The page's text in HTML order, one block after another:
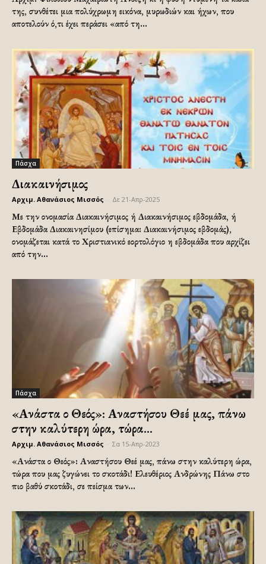
της, συνθέτει μια πολύχρωμη εικόνα, μυρωδιών και ήχων, που
αποτελούν ό,τι έχει περάσει «από τη...
Πάσχα
Διακαινήσιμος
Αρχιμ. Αθανάσιος Μισσός Δε 21-Απρ-2025
Με την ονομασία Διακαινήσιμος ή Διακαινήσιμος εβδομάδα, ή
Εβδομάδα Διακαινησίμου (επίσημα: Διακαινήσιμος εβδομάς),
ονομάζεται κατά το Χριστιανικό εορτολόγιο η εβδομάδα που αρχίζει
από την...
Πάσχα
«Ανάστα ο Θεός»: Αναστήσου Θεέ μας, πάνω
στην καλύτερη ώρα, τώρα...
Αρχιμ. Αθανάσιος Μισσός Σα 15-Απρ-2023
«Ανάστα ο Θεός»: Αναστήσου Θεέ μας, πάνω στην καλύτερη ώρα,
τώρα που μας ζυγώνει το σκοτάδι! Ελευθέριος Ανδρώνης Πάνω στο
πιο βαθύ σκοτάδι, σε πείσμα των...